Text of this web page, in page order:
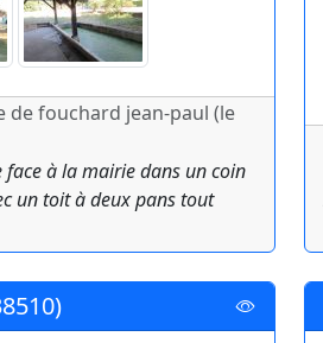
de fouchard jean-paul (le
face à la mairie dans un coin
un toit à deux pans tout